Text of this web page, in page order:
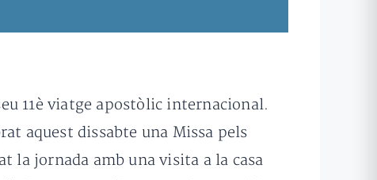
11è viatge apostòlic internacional.
aquest dissabte una Missa pels
la jornada amb una visita a la casa